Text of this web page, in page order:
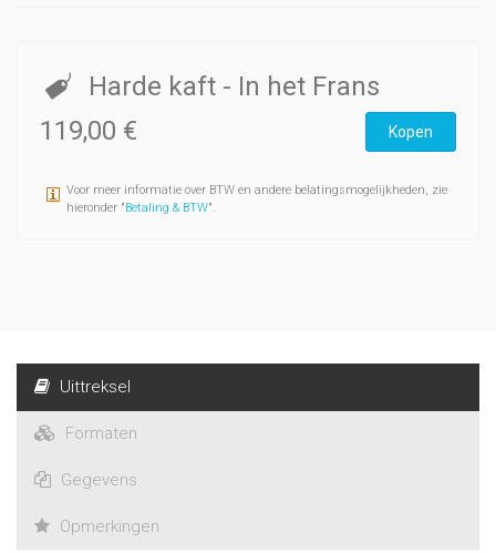
Harde kaft - In het Frans
119,00 €
Kopen
Voor meer informatie over BTW en andere belatingsmogelijkheden, zie
hieronder "Betaling & BTW".
Uittreksel
Formaten
Gegevens
Opmerkingen